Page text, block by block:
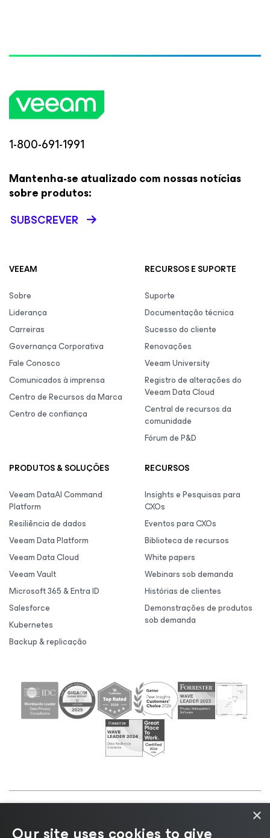
1-800-691-1991
Mantenha-se atualizado com nossas notícias
sobre produtos:
SUBSCREVER
VEEAM
Sobre
Liderança
Carreiras
Governança Corporativa
Fale Conosco
Comunicados à imprensa
Centro de Recursos da Marca
Centro de confiança
RECURSOS E SUPORTE
Suporte
Documentação técnica
Sucesso do cliente
Renovações
Veeam University
Registro de alterações do
Veeam Data Cloud
Central de recursos da
comunidade
Fórum de P&D
PRODUTOS & SOLUÇÕES
Veeam DataAI Command
Platform
Resiliência de dados
Veeam Data Platform
Veeam Data Cloud
Veeam Vault
Microsoft 365 & Entra ID
Salesforce
Kubernetes
Backup & replicação
RECURSOS
Insights e Pesquisas para
CXOs
Eventos para CXOs
Biblioteca de recursos
White papers
Webinars sob demanda
Histórias de clientes
Demonstrações de produtos
sob demanda
|
Aviso de Cookies|Jurídico|Política de
×